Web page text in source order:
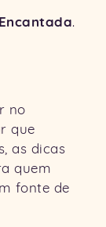
.
no
que
as dicas
quem
fonte de